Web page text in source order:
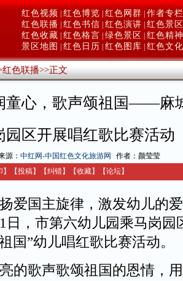
红色视频 红色博览 红色网群 作者专栏
红色联播 红色书信 红色演讲 红色景区
红色收藏 红色格言 绿色景区
红色精神
景区地图
红色日历 红色图库 红色文化
红色联播>>正文
童心，歌声颂祖国——麻
园区开展唱红歌比赛活动
源： 中红网-中国红色文化旅游网
作者：颜莹莹
】 【投稿】 【纠错】 【收藏】 【论坛】
爱国主旋律，激发幼儿的
日，市第六幼儿园乘马岗园
国”幼儿唱红歌比赛活动。
的歌声歌颂祖国的恩情，